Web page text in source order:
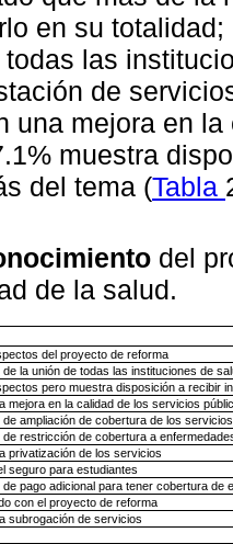
en su
las
de
una mejora en
muestra
del tema (Tabla
del
de la salud.
del proyecto de reforma
la unión de todas las instituciones de
pero muestra disposición a recibir
mejora en la calidad de los servicios
ampliación de cobertura de los
restricción de cobertura a
privatización de los servicios
seguro para estudiantes
pago adicional para tener cobertura de
con el proyecto de reforma
subrogación de servicios